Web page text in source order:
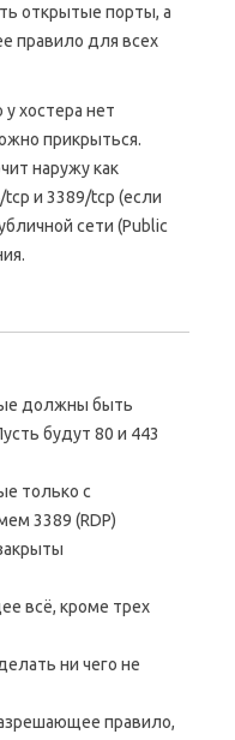
открытые порты, а
правило для всех
хостера нет
прикрыться.
наружу как
и 3389/tcp (если
сети (Public
должны быть
будут 80 и 443
только с
3389 (RDP)
всё, кроме трех
ни чего не
правило,